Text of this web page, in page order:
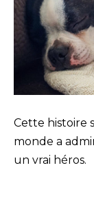
Cette histoire
monde a
un vrai héros.